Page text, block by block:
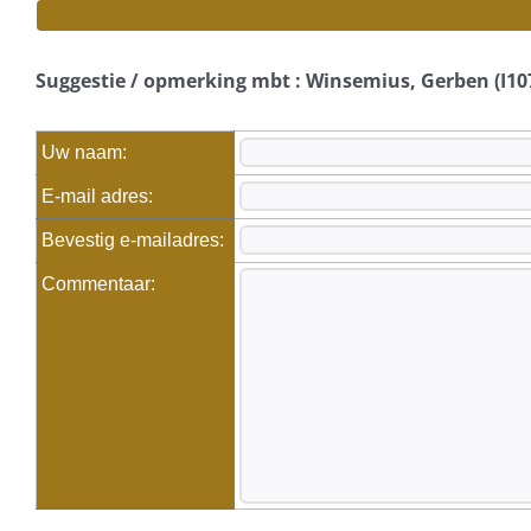
Suggestie / opmerking mbt : Winsemius, Gerben
Uw naam:
E-mail adres:
Bevestig e-mailadres:
Commentaar: